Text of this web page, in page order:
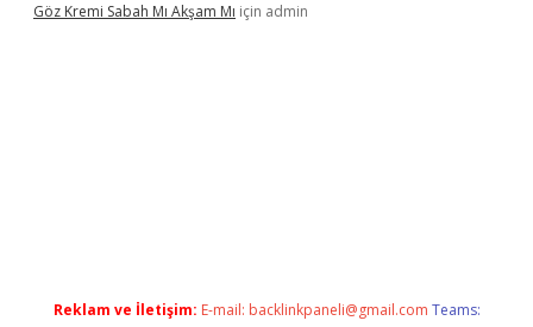
Göz Kremi Sabah Mı Akşam Mı için admin
Reklam ve İletişim: E-mail: backlinkpaneli@gmail.com Teams: